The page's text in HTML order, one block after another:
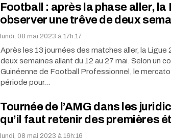
Football : après la phase aller, la
observer une trêve de deux
lundi, 08 mai 2023 à 17h:17
Après les 13 journées des matches aller, la
deux semaines allant du 12 au 27 mai. Selon un
Guinéenne de Football Professionnel, le
période pour…
Tournée de l’AMG dans les
qu’il faut retenir des premières
lundi, 08 mai 2023 à 16h:16